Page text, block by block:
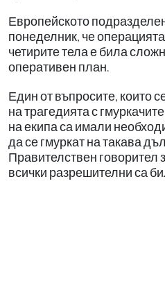
Европейското
понеделник, че
четирите тела е била
оперативен план.
Един от въпросите, които
на трагедията с
на екипа са имали
да се гмуркат на такава
Правителствен говорител
всички разрешителни са